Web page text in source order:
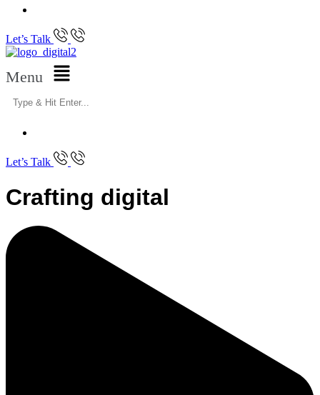
Let’s Talk
Menu
Let’s Talk
Crafting digital